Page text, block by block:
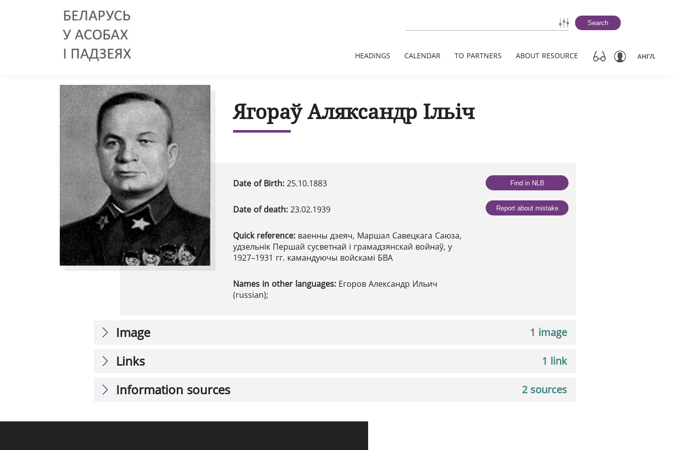
Search
HEADINGS CALENDAR TO PARTNERS ABOUT RESOURCE АНГЛ.
Ягораў Аляксандр Ільіч
Date of Birth: 25.10.1883
Date of death: 23.02.1939
Quick reference: ваенны дзеяч, Маршал Савецкага Саюза,
удзельнік Першай сусветнай і грамадзянскай войнаў, у
1927–1931 гг. камандуючы войскамі БВА
Names in other languages: Егоров Александр Ильич
(russian);
Find in NLB
Report about mistake
1 image
Image
1 link
Links
2 sources
Information sources